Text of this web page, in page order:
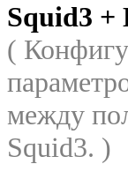
Squid3 +
(
между
Squid3. )